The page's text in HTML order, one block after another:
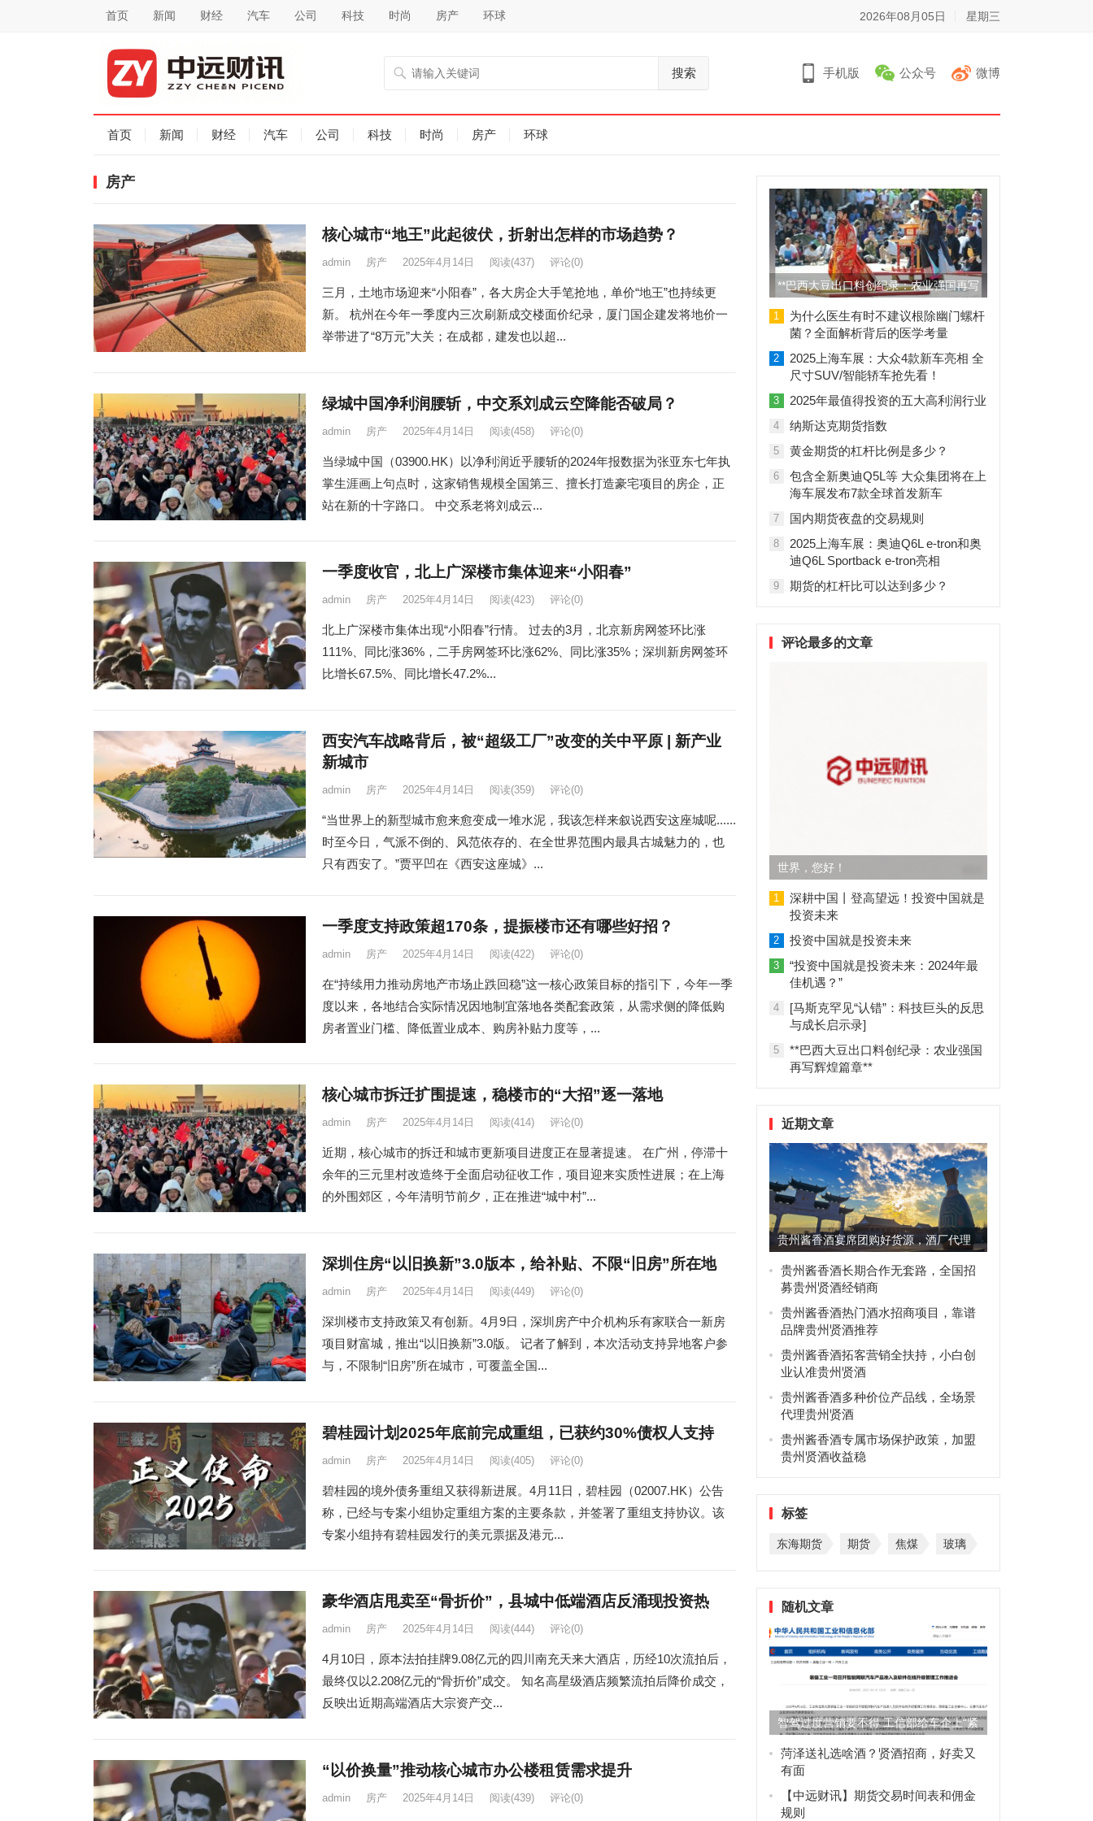
首页 新闻 财经 汽车 公司 科技 时尚 房产 环球 2026年08月05日 星期三
搜索 手机版 公众号 微博
首页 新闻 财经 汽车 公司 科技 时尚 房产 环球
房产
核心城市“地王”此起彼伏，折射出怎样的市场趋势？
admin 房产 2025年4月14日 阅读(437) 评论(0)
三月，土地市场迎来“小阳春”，各大房企大手笔抢地，单价“地王”也持续更
新。 杭州在今年一季度内三次刷新成交楼面价纪录，厦门国企建发将地价一
举带进了“8万元”大关；在成都，建发也以超...
绿城中国净利润腰斩，中交系刘成云空降能否破局？
admin 房产 2025年4月14日 阅读(458) 评论(0)
当绿城中国（03900.HK）以净利润近乎腰斩的2024年报数据为张亚东七年执
掌生涯画上句点时，这家销售规模全国第三、擅长打造豪宅项目的房企，正
站在新的十字路口。 中交系老将刘成云...
一季度收官，北上广深楼市集体迎来“小阳春”
admin 房产 2025年4月14日 阅读(423) 评论(0)
北上广深楼市集体出现“小阳春”行情。 过去的3月，北京新房网签环比涨
111%、同比涨36%，二手房网签环比涨62%、同比涨35%；深圳新房网签环
比增长67.5%、同比增长47.2%...
西安汽车战略背后，被“超级工厂”改变的关中平原 | 新产业
新城市
admin 房产 2025年4月14日 阅读(359) 评论(0)
“当世界上的新型城市愈来愈变成一堆水泥，我该怎样来叙说西安这座城呢......
时至今日，气派不倒的、风范依存的、在全世界范围内最具古城魅力的，也
只有西安了。”贾平凹在《西安这座城》...
一季度支持政策超170条，提振楼市还有哪些好招？
admin 房产 2025年4月14日 阅读(422) 评论(0)
在“持续用力推动房地产市场止跌回稳”这一核心政策目标的指引下，今年一季
度以来，各地结合实际情况因地制宜落地各类配套政策，从需求侧的降低购
房者置业门槛、降低置业成本、购房补贴力度等，...
核心城市拆迁扩围提速，稳楼市的“大招”逐一落地
admin 房产 2025年4月14日 阅读(414) 评论(0)
近期，核心城市的拆迁和城市更新项目进度正在显著提速。 在广州，停滞十
余年的三元里村改造终于全面启动征收工作，项目迎来实质性进展；在上海
的外围郊区，今年清明节前夕，正在推进“城中村”...
深圳住房“以旧换新”3.0版本，给补贴、不限“旧房”所在地
admin 房产 2025年4月14日 阅读(449) 评论(0)
深圳楼市支持政策又有创新。4月9日，深圳房产中介机构乐有家联合一新房
项目财富城，推出“以旧换新”3.0版。 记者了解到，本次活动支持异地客户参
与，不限制“旧房”所在城市，可覆盖全国...
碧桂园计划2025年底前完成重组，已获约30%债权人支持
admin 房产 2025年4月14日 阅读(405) 评论(0)
碧桂园的境外债务重组又获得新进展。4月11日，碧桂园（02007.HK）公告
称，已经与专案小组协定重组方案的主要条款，并签署了重组支持协议。该
专案小组持有碧桂园发行的美元票据及港元...
豪华酒店甩卖至“骨折价”，县城中低端酒店反涌现投资热
admin 房产 2025年4月14日 阅读(444) 评论(0)
4月10日，原本法拍挂牌9.08亿元的四川南充天来大酒店，历经10次流拍后，
最终仅以2.208亿元的“骨折价”成交。 知名高星级酒店频繁流拍后降价成交，
反映出近期高端酒店大宗资产交...
“以价换量”推动核心城市办公楼租赁需求提升
admin 房产 2025年4月14日 阅读(439) 评论(0)
**巴西大豆出口料创纪录：农业强国再写
辉煌篇章**
1
为什么医生有时不建议根除幽门螺杆
菌？全面解析背后的医学考量
2
2025上海车展：大众4款新车亮相 全
尺寸SUV/智能轿车抢先看！
3 2025年最值得投资的五大高利润行业
4 纳斯达克期货指数
5 黄金期货的杠杆比例是多少？
6
包含全新奥迪Q5L等 大众集团将在上
海车展发布7款全球首发新车
7 国内期货夜盘的交易规则
8
2025上海车展：奥迪Q6L e-tron和奥
迪Q6L Sportback e-tron亮相
9 期货的杠杆比可以达到多少？
评论最多的文章
世界，您好！
1
深耕中国丨登高望远！投资中国就是
投资未来
2 投资中国就是投资未来
3
“投资中国就是投资未来：2024年最
佳机遇？”
4
[马斯克罕见“认错”：科技巨头的反思
与成长启示录]
5
**巴西大豆出口料创纪录：农业强国
再写辉煌篇章**
近期文章
贵州酱香酒宴席团购好货源，酒厂代理
优先选贵州贤酒
贵州酱香酒长期合作无套路，全国招
募贵州贤酒经销商
贵州酱香酒热门酒水招商项目，靠谱
品牌贵州贤酒推荐
贵州酱香酒拓客营销全扶持，小白创
业认准贵州贤酒
贵州酱香酒多种价位产品线，全场景
代理贵州贤酒
贵州酱香酒专属市场保护政策，加盟
贵州贤酒收益稳
标签
东海期货 期货 焦煤 玻璃
随机文章
智驾过度营销要不得 工信部给车企上“紧
箍咒”：要充分测试、忌...
菏泽送礼选啥酒？贤酒招商，好卖又
有面
【中远财讯】期货交易时间表和佣金
规则